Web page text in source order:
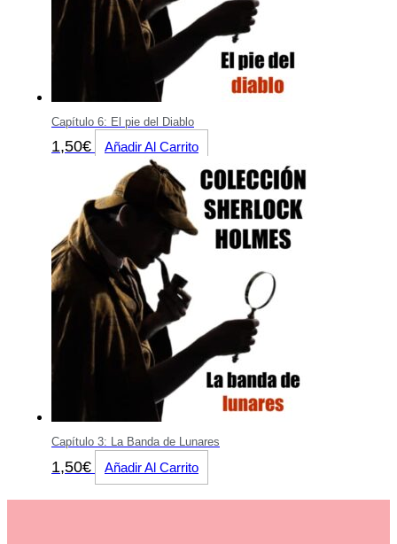
Capítulo 6: El pie del Diablo
1,50€ Añadir Al Carrito
Capítulo 3: La Banda de Lunares
1,50€ Añadir Al Carrito